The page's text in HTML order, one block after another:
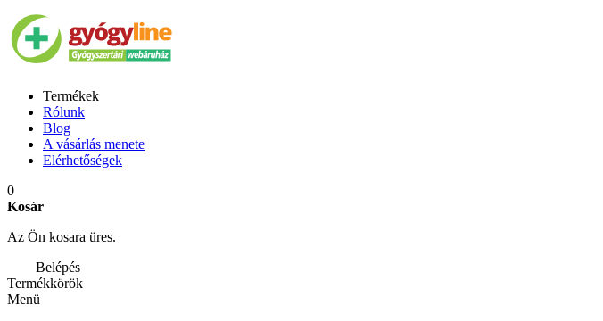
Termékek
Rólunk
Blog
A vásárlás menete
Elérhetőségek
0
Kosár
Az Ön kosara üres.
Belépés
Termékkörök
Menü